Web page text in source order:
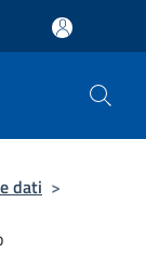
dati >